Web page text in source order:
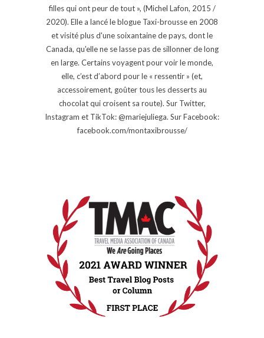
filles qui ont peur de tout », (Michel Lafon, 2015 /
2020). Elle a lancé le blogue Taxi-brousse en 2008
et visité plus d'une soixantaine de pays, dont le
Canada, qu'elle ne se lasse pas de sillonner de long
en large. Certains voyagent pour voir le monde,
elle, c’est d’abord pour le « ressentir » (et,
accessoirement, goûter tous les desserts au
chocolat qui croisent sa route). Sur Twitter,
Instagram et TikTok: @mariejuliega. Sur Facebook:
facebook.com/montaxibrousse/